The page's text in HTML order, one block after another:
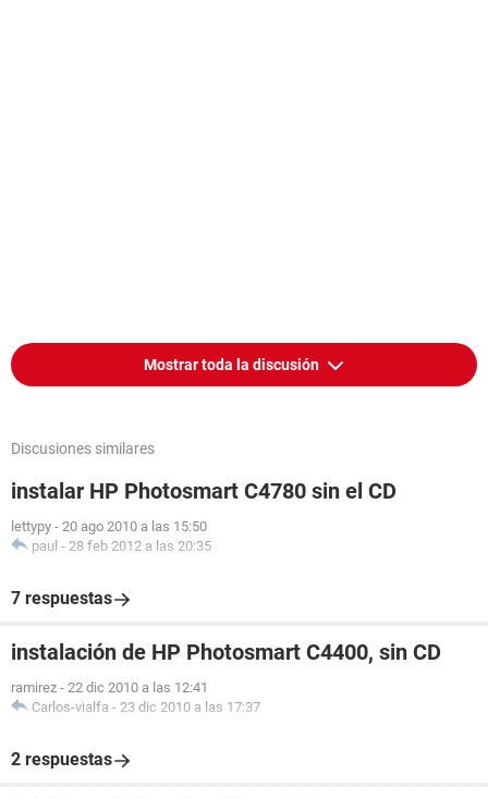
Mostrar toda la discusión
Discusiones similares
instalar HP Photosmart C4780 sin el CD
lettypy - 20 ago 2010 a las 15:50
paul - 28 feb 2012 a las 20:35
7 respuestas
instalación de HP Photosmart C4400, sin CD
ramirez - 22 dic 2010 a las 12:41
Carlos-vialfa - 23 dic 2010 a las 17:37
2 respuestas